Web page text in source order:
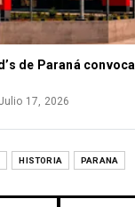
de Paraná
17, 2026
HISTORIA PARANA